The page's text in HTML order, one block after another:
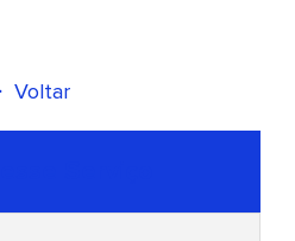
Voltar